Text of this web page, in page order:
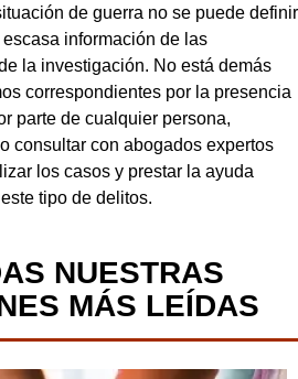
de guerra no se puede definir
información de las
la investigación. No está demás
correspondientes por la presencia
parte de cualquier persona,
consultar con abogados expertos
los casos y prestar la ayuda
tipo de delitos.
NUESTRAS
MÁS LEÍDAS